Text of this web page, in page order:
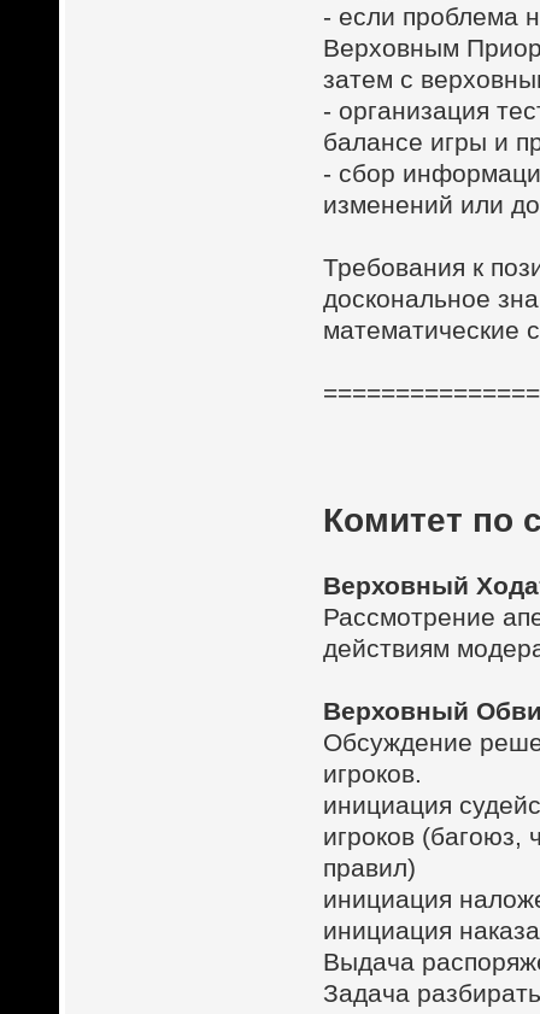
- если проблема
Верховным
затем с
- организация
балансе игры и
- сбор
изменений или
Требования к
доскональное
математические
Комитет по
Верховный
Рассмотрение
действиям
Верховный
Обсуждение
игроков.
инициация
игроков (багоюз,
правил)
инициация
инициация
Выдача
Задача